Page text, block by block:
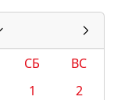
СБ
ВС
1
2